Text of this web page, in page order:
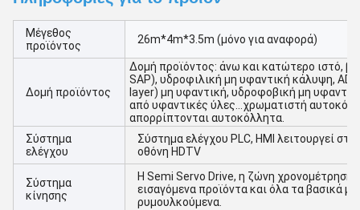
Μέγεθος
προϊόντος
26m*4m*3.5m (μόνο για αναφορά)
Δομή προϊόντος
Δομή προϊόντος: άνω και κατώτερο ιστό,
SAP), υδροφιλική μη υφαντική κάλυψη,
layer) μη υφαντική, υδροφοβική μη
από υφαντικές ύλες...χρωματιστή
απορρίπτονται αυτοκόλλητα.
Σύστημα
ελέγχου
Σύστημα ελέγχου PLC, HMI λειτουργεί
οθόνη HDTV
Σύστημα
κίνησης
Η Semi Servo Drive, η ζώνη χρονομέτρησης
εισαγόμενα προϊόντα και όλα τα βασικά
ρυμουλκούμενα.